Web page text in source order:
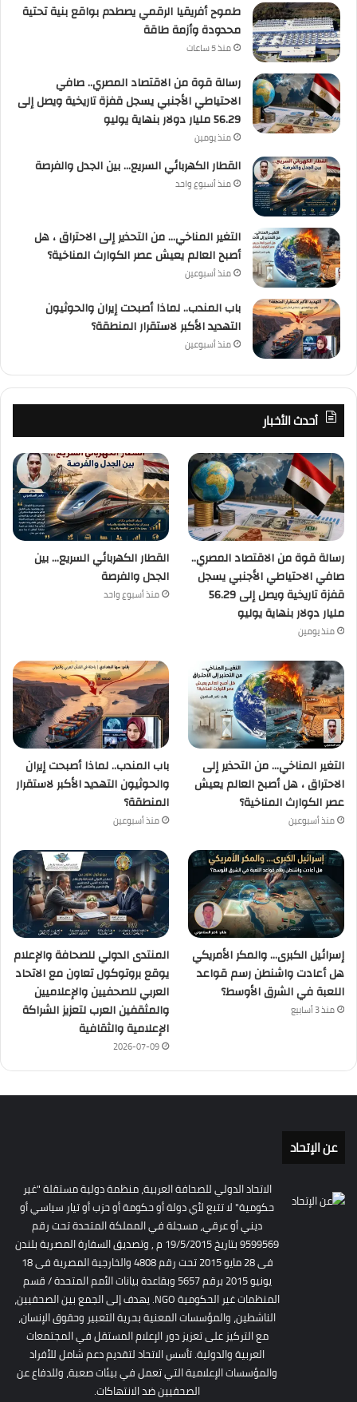
طموح أفريقيا الرقمي يصطدم بواقع بنية تحتية
محدودة وأزمة طاقة
منذ 5 ساعات
رسالة قوة من الاقتصاد المصري.. صافي
الاحتياطي الأجنبي يسجل قفزة تاريخية ويصل إلى
56.29 مليار دولار بنهاية يوليو
منذ يومين
القطار الكهربائي السريع… بين الجدل والفرصة
منذ أسبوع واحد
التغير المناخي… من التحذير إلى الاحتراق ، هل
أصبح العالم يعيش عصر الكوارث المناخية؟
منذ أسبوعين
باب المندب.. لماذا أصبحت إيران والحوثيون
التهديد الأكبر لاستقرار المنطقة؟
منذ أسبوعين
أحدث الأخبار
رسالة قوة من الاقتصاد المصري..
صافي الاحتياطي الأجنبي يسجل
قفزة تاريخية ويصل إلى 56.29
مليار دولار بنهاية يوليو
منذ يومين
القطار الكهربائي السريع… بين
الجدل والفرصة
منذ أسبوع واحد
التغير المناخي… من التحذير إلى
الاحتراق ، هل أصبح العالم يعيش
عصر الكوارث المناخية؟
منذ أسبوعين
باب المندب.. لماذا أصبحت إيران
والحوثيون التهديد الأكبر لاستقرار
المنطقة؟
منذ أسبوعين
إسرائيل الكبرى… والمكر الأمريكي
هل أعادت واشنطن رسم قواعد
اللعبة في الشرق الأوسط؟
منذ 3 أسابيع
المنتدى الدولي للصحافة والإعلام
يوقع بروتوكول تعاون مع الاتحاد
العربي للصحفيين والإعلاميين
والمثقفين العرب لتعزيز الشراكة
الإعلامية والثقافية
2026-07-09
عن الإتحاد
الاتحاد الدولي للصحافة العربية، منظمة دولية مستقلة "غير
حكومية" لا تتبع لأي دولة أو حكومة أو حزب أو تيار سياسي أو
ديني أو عرقي، مسجلة في المملكة المتحدة تحت رقم
9599569 بتاريخ 19/5/2015 م , وتصديق السفارة المصرية بلندن
فى 28 مايو 2015 تحت رقم 4808 والخارجية المصرية فى 18
يونيو 2015 برقم 5657 وبقاعدة بيانات الأمم المتحدة / قسم
المنظمات غير الحكومية NGO. يهدف إلى الجمع بين الصحفيين،
الناشطين، والمؤسسات المعنية بحرية التعبير وحقوق الإنسان،
مع التركيز على تعزيز دور الإعلام المستقل في المجتمعات
العربية والدولية. تأسس الاتحاد لتقديم دعم شامل للأفراد
والمؤسسات الإعلامية التي تعمل في بيئات صعبة، وللدفاع عن
الصحفيين ضد الانتهاكات.